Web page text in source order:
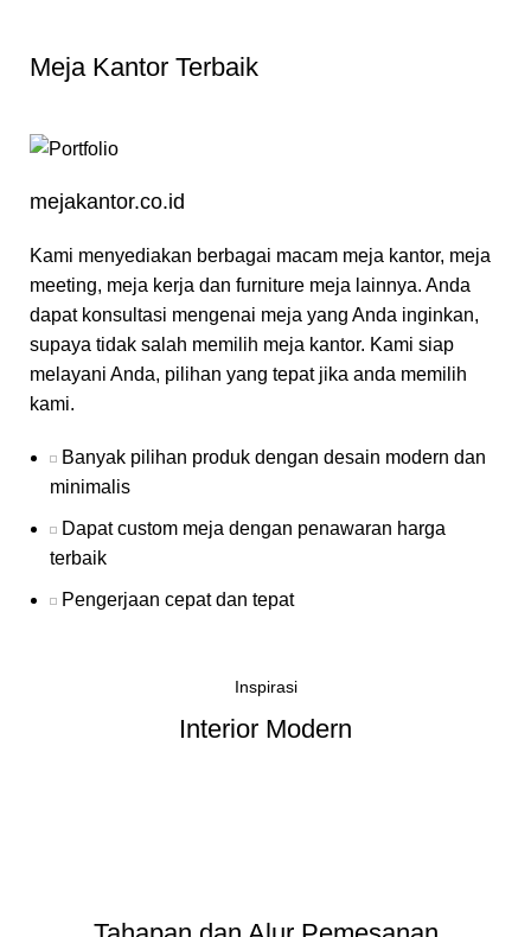
Meja Kantor Terbaik
mejakantor.co.id
Kami menyediakan berbagai macam meja kantor, meja
meeting, meja kerja dan furniture meja lainnya. Anda
dapat konsultasi mengenai meja yang Anda inginkan,
supaya tidak salah memilih meja kantor. Kami siap
melayani Anda, pilihan yang tepat jika anda memilih
kami.
Banyak pilihan produk dengan desain modern dan
minimalis
Dapat custom meja dengan penawaran harga
terbaik
Pengerjaan cepat dan tepat
Inspirasi
Interior Modern